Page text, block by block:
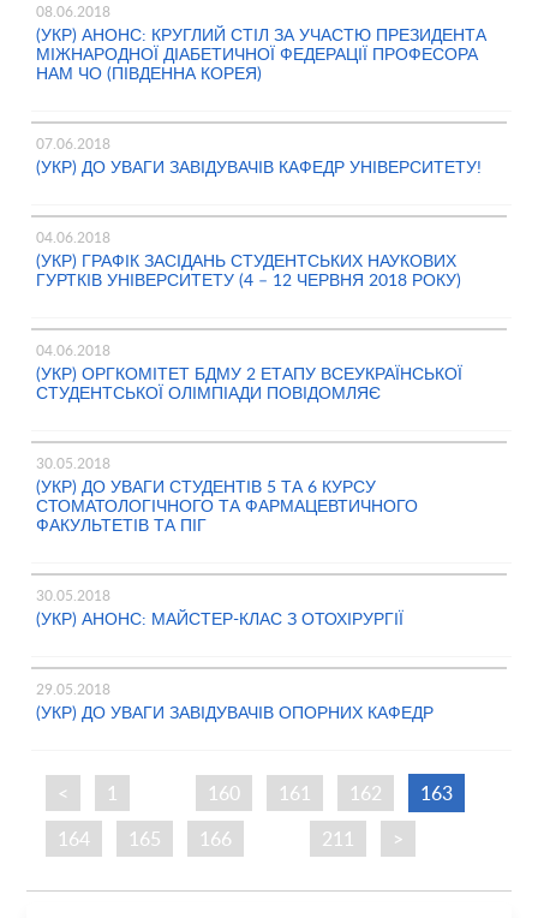
08.06.2018
(УКР) АНОНС: КРУГЛИЙ СТІЛ ЗА УЧАСТЮ ПРЕЗИДЕНТА
МІЖНАРОДНОЇ ДІАБЕТИЧНОЇ ФЕДЕРАЦІЇ ПРОФЕСОРА
НАМ ЧО (ПІВДЕННА КОРЕЯ)
07.06.2018
(УКР) ДО УВАГИ ЗАВІДУВАЧІВ КАФЕДР УНІВЕРСИТЕТУ!
04.06.2018
(УКР) ГРАФІК ЗАСІДАНЬ СТУДЕНТСЬКИХ НАУКОВИХ
ГУРТКІВ УНІВЕРСИТЕТУ (4 – 12 ЧЕРВНЯ 2018 РОКУ)
04.06.2018
(УКР) ОРГКОМІТЕТ БДМУ 2 ЕТАПУ ВСЕУКРАЇНСЬКОЇ
СТУДЕНТСЬКОЇ ОЛІМПІАДИ ПОВІДОМЛЯЄ
30.05.2018
(УКР) ДО УВАГИ СТУДЕНТІВ 5 ТА 6 КУРСУ
СТОМАТОЛОГІЧНОГО ТА ФАРМАЦЕВТИЧНОГО
ФАКУЛЬТЕТІВ ТА ПІГ
30.05.2018
(УКР) АНОНС: МАЙСТЕР-КЛАС З ОТОХІРУРГІЇ
29.05.2018
(УКР) ДО УВАГИ ЗАВІДУВАЧІВ ОПОРНИХ КАФЕДР
< 1 160 161 162
163
164
165 166 211 >